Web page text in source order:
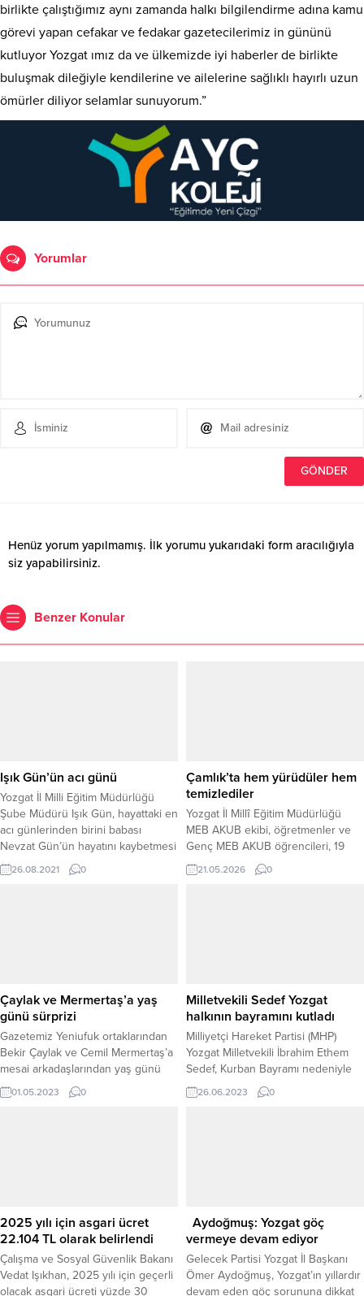
birlikte çalıştığımız aynı zamanda halkı bilgilendirme adına kamu
görevi yapan cefakar ve fedakar gazetecilerimiz in gününü
kutluyor Yozgat ımız da ve ülkemizde iyi haberler de birlikte
buluşmak dileğiyle kendilerine ve ailelerine sağlıklı hayırlı uzun
ömürler diliyor selamlar sunuyorum.”
Yorumlar
Henüz yorum yapılmamış. İlk yorumu yukarıdaki form aracılığıyla
siz yapabilirsiniz.
Benzer Konular
Işık Gün’ün acı günü
Yozgat İl Milli Eğitim Müdürlüğü
Şube Müdürü Işık Gün, hayattaki en
acı günlerinden birini babası
Nevzat Gün’ün hayatını kaybetmesi
ile yaşadı.
26.08.2021 0
Çamlık’ta hem yürüdüler hem
temizlediler
Yozgat İl Millî Eğitim Müdürlüğü
MEB AKUB ekibi, öğretmenler ve
Genç MEB AKUB öğrencileri, 19
Mayıs Atatürk’ü Anma, Gençlik ve
Spor Bayramı kapsamında Çamlık
Spor...
21.05.2026 0
Çaylak ve Mermertaş’a yaş
günü sürprizi
Gazetemiz Yeniufuk ortaklarından
Bekir Çaylak ve Cemil Mermertaş’a
mesai arkadaşlarından yaş günü
pastası sürprizi.
01.05.2023 0
Milletvekili Sedef Yozgat
halkının bayramını kutladı
Milliyetçi Hareket Partisi (MHP)
Yozgat Milletvekili İbrahim Ethem
Sedef, Kurban Bayramı nedeniyle
yayımladığı mesajında Yozgat
halkının bayramını kutladı.
26.06.2023 0
2025 yılı için asgari ücret
22.104 TL olarak belirlendi
Çalışma ve Sosyal Güvenlik Bakanı
Vedat Işıkhan, 2025 yılı için geçerli
olacak asgari ücreti yüzde 30
Aydoğmuş: Yozgat göç
vermeye devam ediyor
Gelecek Partisi Yozgat İl Başkanı
Ömer Aydoğmuş, Yozgat’ın yıllardır
devam eden göç sorununa dikkat